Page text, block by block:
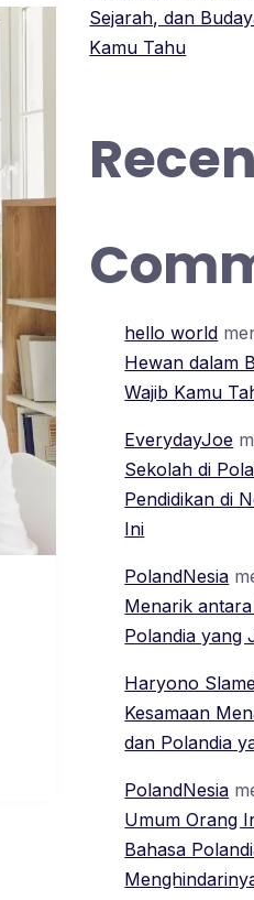
Sejarah, dan
Kamu Tahu
hello world
Hewan dalam
Wajib Kamu
EverydayJoe
Sekolah di
Pendidikan di
Ini
PolandNesia
Menarik
Polandia yang
Haryono
Kesamaan
dan Polandia
PolandNesia
Umum Orang
Bahasa